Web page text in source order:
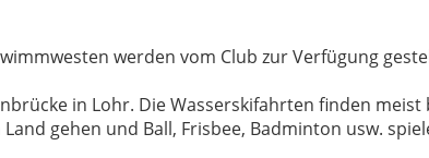
werden vom Club zur Verfügung
in Lohr. Die Wasserskifahrten finden meist
gehen und Ball, Frisbee, Badminton usw.